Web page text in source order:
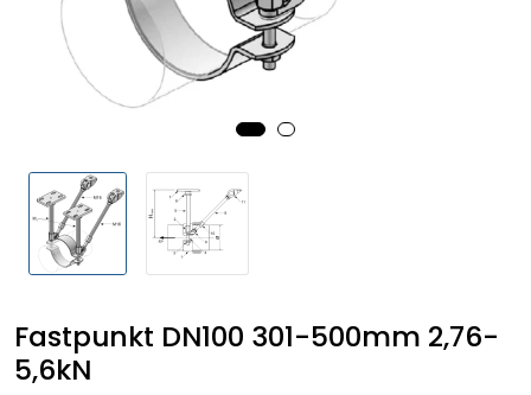
Fastpunkt DN100 301-500mm 2,76-
5,6kN